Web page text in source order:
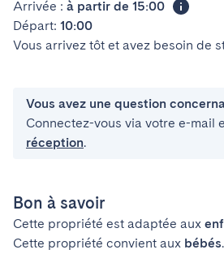
Arrivée : à partir de 15:00
Départ: 10:00
Vous arrivez tôt et avez besoin de
Vous avez une question
Connectez-vous via votre e-mail
réception.
Bon à savoir
Cette propriété est adaptée aux
Cette propriété convient aux bébés.